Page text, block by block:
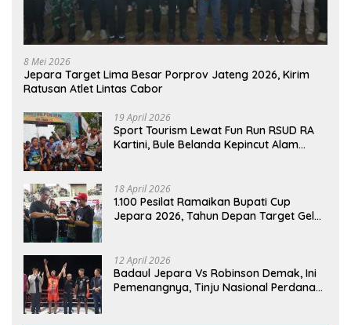
8 Mei 2026
Jepara Target Lima Besar Porprov Jateng 2026, Kirim
Ratusan Atlet Lintas Cabor
19 April 2026
Sport Tourism Lewat Fun Run RSUD RA
Kartini, Bule Belanda Kepincut Alam
18 April 2026
1.100 Pesilat Ramaikan Bupati Cup
Jepara 2026, Tahun Depan Target Gelar
12 April 2026
Badaul Jepara Vs Robinson Demak, Ini
Pemenangnya, Tinju Nasional Perdana